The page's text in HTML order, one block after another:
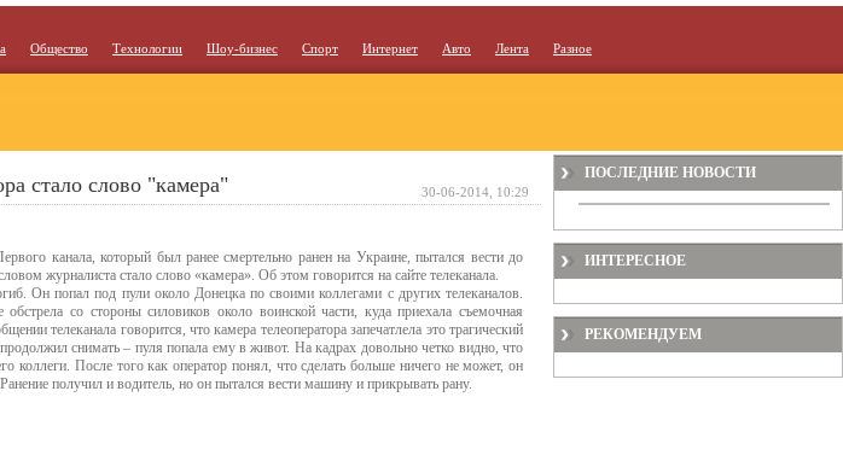
Общество Технологии Шоу-бизнес Спорт Интернет Авто Лента Разное
стало слово "камера"
канала, который был ранее смертельно ранен на Украине, пытался вести до
журналиста стало слово «камера». Об этом говорится на сайте телеканала.
Он попал под пули около Донецка по своими коллегами с других телеканалов.
обстрела со стороны силовиков около воинской части, куда приехала съемочная
телеканала говорится, что камера телеоператора запечатлела это трагический
снимать – пуля попала ему в живот. На кадрах довольно четко видно, что
коллеги. После того как оператор понял, что сделать больше ничего не может, он
получил и водитель, но он пытался вести машину и прикрывать рану.
30-06-2014, 10:29
ПОСЛЕДНИЕ НОВОСТИ
ИНТЕРЕСНОЕ
РЕКОМЕНДУЕМ